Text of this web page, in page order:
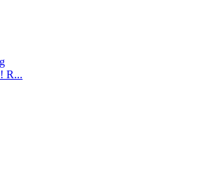
R...